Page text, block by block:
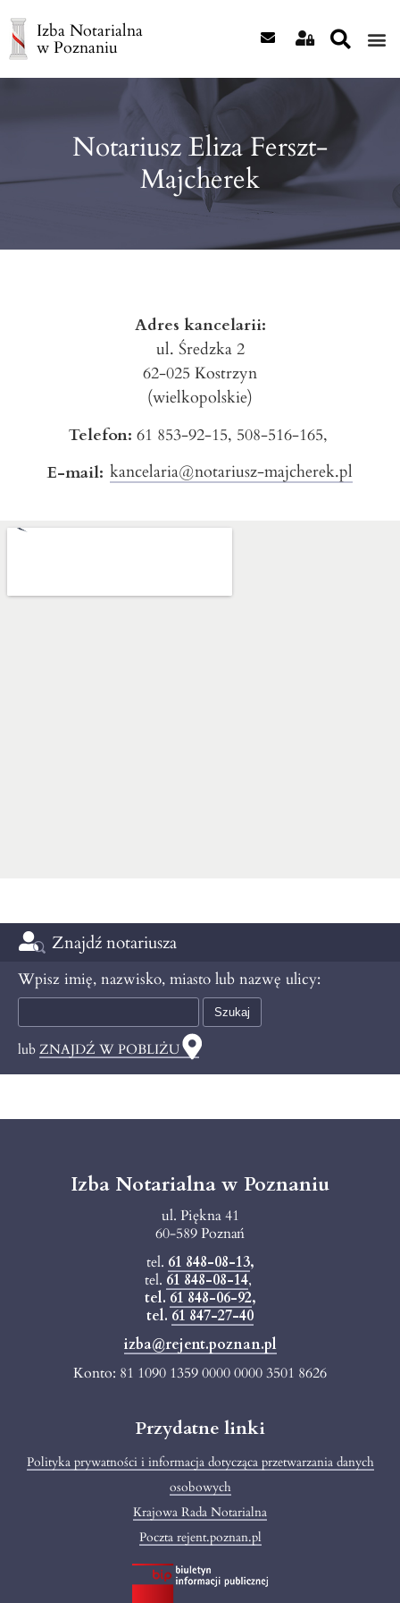
Izba Notarialna
w Poznaniu
Notariusz Eliza Ferszt-
Majcherek
Adres kancelarii:
ul. Średzka 2
62-025 Kostrzyn
(wielkopolskie)
Telefon: 61 853-92-15, 508-516-165,
E-mail: kancelaria@notariusz-majcherek.pl
Znajdź notariusza
Wpisz imię, nazwisko, miasto lub nazwę ulicy:
lub ZNAJDŹ W POBLIŻU
Izba Notarialna w Poznaniu
ul. Piękna 41
60-589 Poznań
tel. 61 848-08-13,
tel. 61 848-08-14,
tel. 61 848-06-92,
tel. 61 847-27-40
izba@rejent.poznan.pl
Konto: 81 1090 1359 0000 0000 3501 8626
Przydatne linki
Polityka prywatności i informacja dotycząca przetwarzania danych
osobowych
Krajowa Rada Notarialna
Poczta rejent.poznan.pl